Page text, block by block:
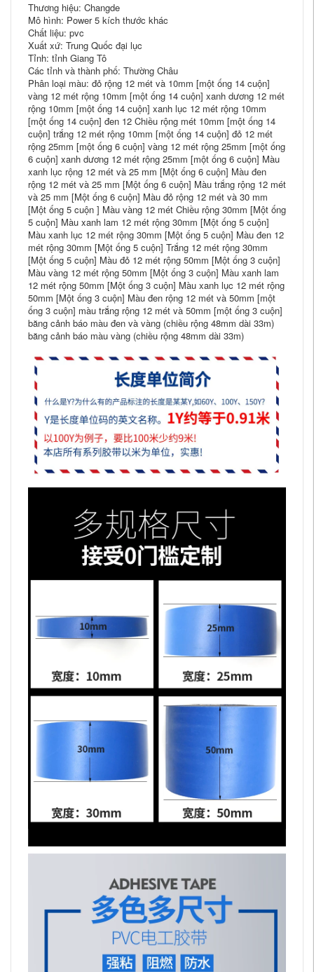
Thương hiệu: Changde
Mô hình: Power 5 kích thước khác
Chất liệu: pvc
Xuất xứ: Trung Quốc đại lục
Tỉnh: tỉnh Giang Tô
Các tỉnh và thành phố: Thường Châu
Phân loại màu: đỏ rộng 12 mét và 10mm [một ống 14 cuộn]
vàng 12 mét rộng 10mm [một ống 14 cuộn] xanh dương 12 mét
rộng 10mm [một ống 14 cuộn] xanh lục 12 mét rộng 10mm
[một ống 14 cuộn] đen 12 Chiều rộng mét 10mm [một ống 14
cuộn] trắng 12 mét rộng 10mm [một ống 14 cuộn] đỏ 12 mét
rộng 25mm [một ống 6 cuộn] vàng 12 mét rộng 25mm [một ống
6 cuộn] xanh dương 12 mét rộng 25mm [một ống 6 cuộn] Màu
xanh lục rộng 12 mét và 25 mm [Một ống 6 cuộn] Màu đen
rộng 12 mét và 25 mm [Một ống 6 cuộn] Màu trắng rộng 12 mét
và 25 mm [Một ống 6 cuộn] Màu đỏ rộng 12 mét và 30 mm
[Một ống 5 cuộn ] Màu vàng 12 mét Chiều rộng 30mm [Một ống
5 cuộn] Màu xanh lam 12 mét rộng 30mm [Một ống 5 cuộn]
Màu xanh lục 12 mét rộng 30mm [Một ống 5 cuộn] Màu đen 12
mét rộng 30mm [Một ống 5 cuộn] Trắng 12 mét rộng 30mm
[Một ống 5 cuộn] Màu đỏ 12 mét rộng 50mm [Một ống 3 cuộn]
Màu vàng 12 mét rộng 50mm [Một ống 3 cuộn] Màu xanh lam
12 mét rộng 50mm [Một ống 3 cuộn] Màu xanh lục 12 mét rộng
50mm [Một ống 3 cuộn] Màu đen rộng 12 mét và 50mm [một
ống 3 cuộn] màu trắng rộng 12 mét và 50mm [một ống 3 cuộn]
băng cảnh báo màu đen và vàng (chiều rộng 48mm dài 33m)
băng cảnh báo màu vàng (chiều rộng 48mm dài 33m)